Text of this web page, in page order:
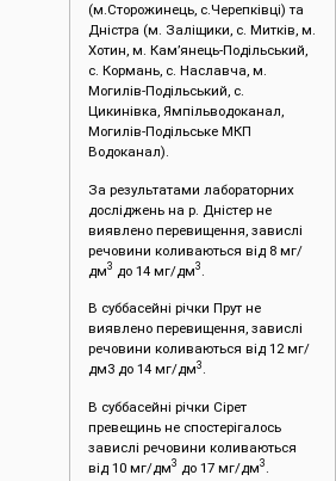
(м.Сторожинець, с.Черепківці) та
Дністра (м. Заліщики, с. Митків, м.
Хотин, м. Кам’янець-Подільський,
с. Кормань, с. Наславча, м.
Могилів-Подільський, с.
Цикинівка, Ямпільводоканал,
Могилів-Подільське МКП
Водоканал).
За результатами лабораторних
досліджень на р. Дністер не
виявлено перевищення, завислі
речовини коливаються від 8 мг/
дм3 до 14 мг/дм3
В суббасейні річки Прут не
виявлено перевищення, завислі
речовини коливаються від 12 мг/
дм3 до 14 мг/дм3 .
В суббасейні річки Сірет
превещинь не спостерігалось
завислі речовини коливаються
від 10 мг/дм3 до 17 мг/дм3